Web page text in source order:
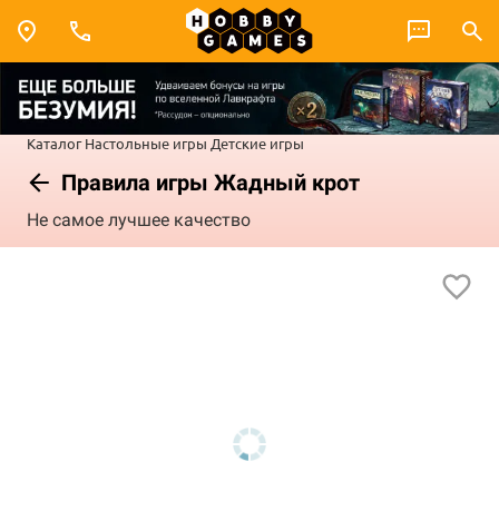
Каталог Настольные игры Детские игры
Правила игры Жадный крот
Не самое лучшее качество